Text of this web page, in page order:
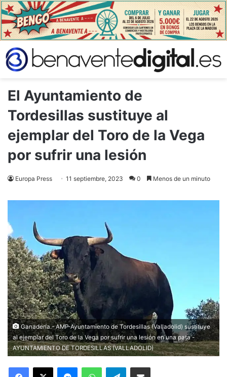
El Ayuntamiento de
Tordesillas sustituye al
ejemplar del Toro de la Vega
por sufrir una lesión
Europa Press 11 septiembre, 2023 0 Menos de un minuto
Ganadería.- AMP-Ayuntamiento de Tordesillas (Valladolid) sustituye
al ejemplar del Toro de la Vega por sufrir una lesión en una pata -
AYUNTAMIENTO DE TORDESILLAS (VALLADOLID)
Facebook
X MessengerWhatsAppTelegramCompartir via Email